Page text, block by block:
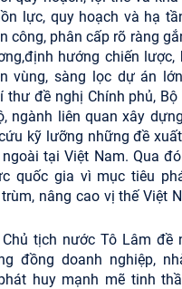
lực, quy hoạch và hạ
công, phân cấp rõ ràng
hướng chiến lược,
vùng, sàng lọc dự án
thư đề nghị Chính phủ, Bộ
ngành liên quan xây
kỹ lưỡng những đề
tại Việt Nam. Qua
quốc gia vì mục tiêu
nâng cao vị thế Việt
tịch nước Tô Lâm đề
đồng doanh nghiệp,
huy mạnh mẽ tinh